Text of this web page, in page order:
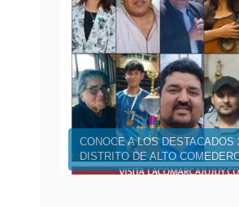
CONOCE A LOS DESTACADOS
DISTRITO DE ALTO